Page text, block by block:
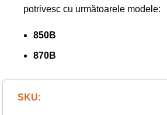
potrivesc cu următoarele modele:
850B
870B
SKU: